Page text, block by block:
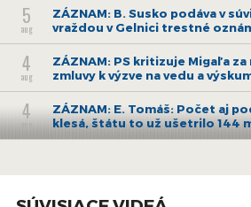
5
aug
ZÁZNAM: B. Susko podáva v
vraždou v Gelnici trestné
4
aug
ZÁZNAM: PS kritizuje Migaľa
zmluvy k výzve na vedu a
4
aug
ZÁZNAM: E. Tomáš: Počet aj
klesá, štátu to už ušetrilo 144